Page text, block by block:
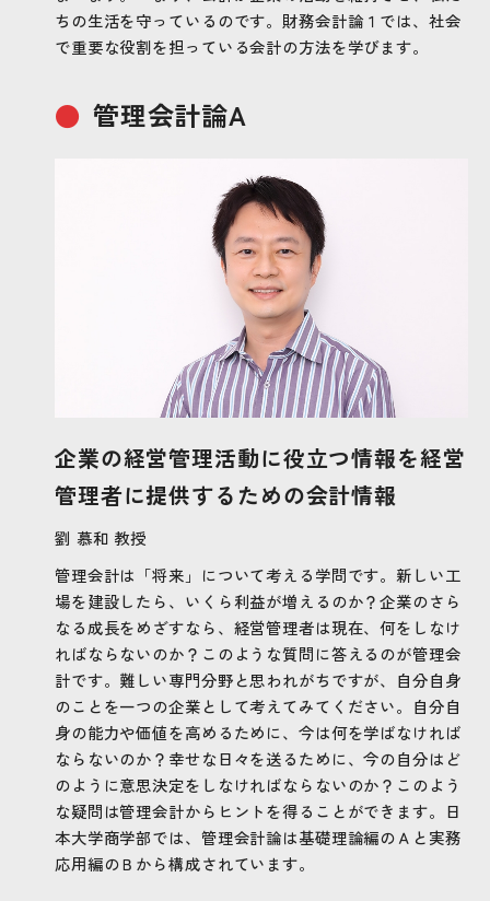
ちの生活を守っているのです。財務会計論１では、社会
で重要な役割を担っている会計の方法を学びます。
管理会計論A
企業の経営管理活動に役立つ情報を経営
管理者に提供するための会計情報
劉 慕和 教授
管理会計は「将来」について考える学問です。新しい工
場を建設したら、いくら利益が増えるのか？企業のさら
なる成長をめざすなら、経営管理者は現在、何をしなけ
ればならないのか？このような質問に答えるのが管理会
計です。難しい専門分野と思われがちですが、自分自身
のことを一つの企業として考えてみてください。自分自
身の能力や価値を高めるために、今は何を学ばなければ
ならないのか？幸せな日々を送るために、今の自分はど
のように意思決定をしなければならないのか？このよう
な疑問は管理会計からヒントを得ることができます。日
本大学商学部では、管理会計論は基礎理論編のＡと実務
応用編のＢから構成されています。